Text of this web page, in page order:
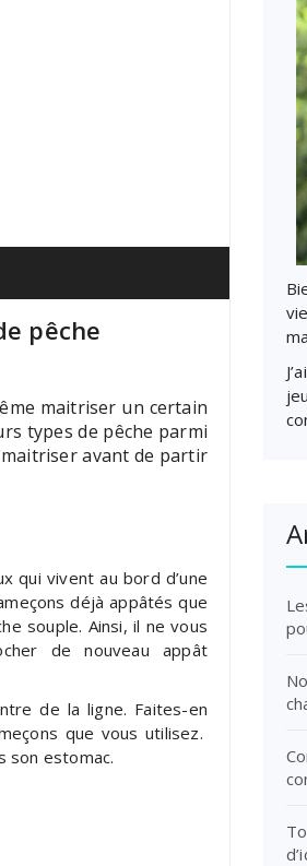
pêche
maitriser un certain
types de pêche parmi
avant de partir
qui vivent au bord d’une
déjà appâtés que
souple. Ainsi, il ne vous
de nouveau appât
de la ligne. Faites-en
que vous utilisez.
son estomac.